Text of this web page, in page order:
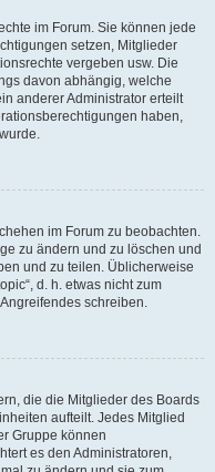
im Forum. Sie können jede
setzen, Mitglieder
vergeben usw. Die
davon abhängig, welche
anderer Administrator erteilt
haben,
im Forum zu beobachten.
zu ändern und zu löschen und
und zu teilen. Üblicherweise
d. h. etwas nicht zum
schreiben.
die die Mitglieder des Boards
aufteilt. Jedes Mitglied
Gruppe können
es den Administratoren,